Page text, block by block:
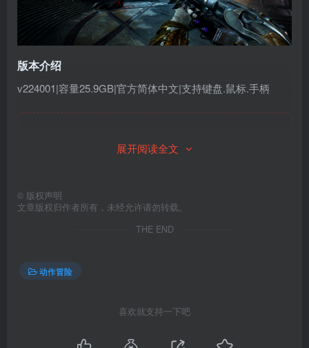
版本介绍
v224001|容量25.9GB|官方简体中文|支持键盘.鼠标.手柄
展开阅读全文
© 版权声明
文章版权归作者所有，未经允许请勿转载。
THE END
动作冒险
喜欢就支持一下吧